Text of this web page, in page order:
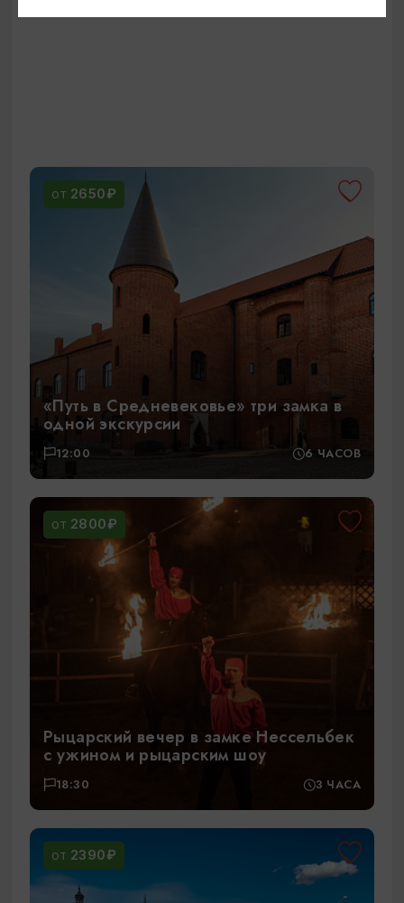
ОТ 2650₽
«Путь в Средневековье» три замка в
одной экскурсии
12:00 6 ЧАСОВ
ОТ 2800₽
Рыцарский вечер в замке Нессельбек
с ужином и рыцарским шоу
18:30 3 ЧАСА
ОТ 2390₽